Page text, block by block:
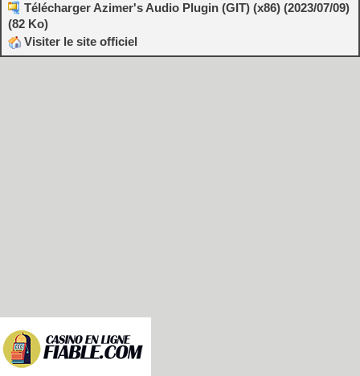
Télécharger Azimer's Audio Plugin (GIT) (x86) (2023/07/09)
(82 Ko)
Visiter le site officiel